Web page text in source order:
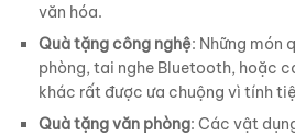
văn hóa.
Quà tặng công nghệ: Những món
phòng, tai nghe Bluetooth, hoặc
khác rất được ưa chuộng vì tính
Quà tặng văn phòng: Các vật